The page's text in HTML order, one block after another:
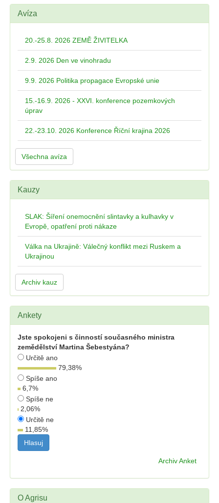
Avíza
20.-25.8. 2026 ZEMĚ ŽIVITELKA
2.9. 2026 Den ve vinohradu
9.9. 2026 Politika propagace Evropské unie
15.-16.9. 2026 - XXVI. konference pozemkových
úprav
22.-23.10. 2026 Konference Říční krajina 2026
Všechna avíza
Kauzy
SLAK: Šíření onemocnění slintavky a kulhavky v
Evropě, opatření proti nákaze
Válka na Ukrajině: Válečný konflikt mezi Ruskem a
Ukrajinou
Archiv kauz
Ankety
Jste spokojeni s činností současného ministra
zemědělství Martina Šebestyána?
Určitě ano
79,38%
Spíše ano
6,7%
Spíše ne
2,06%
Určitě ne
11,85%
Archiv Anket
O Agrisu